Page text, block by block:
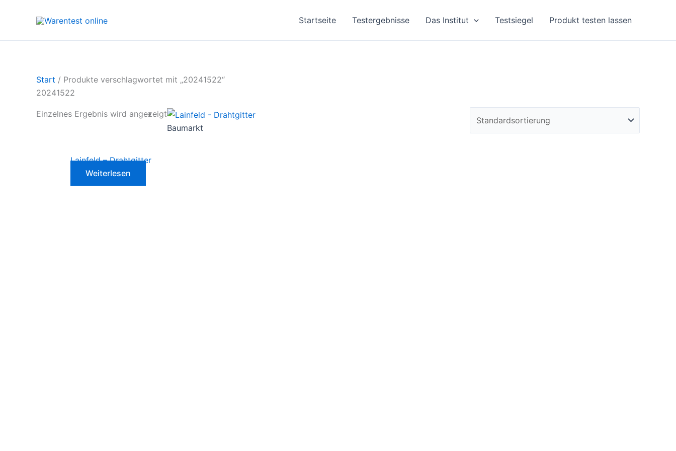
Startseite Testergebnisse Das Institut Testsiegel Produkt testen lassen
Start / Produkte verschlagwortet mit „20241522“
20241522
Einzelnes Ergebnis wird angezeigt
Baumarkt
Lainfeld – Drahtgitter
Weiterlesen